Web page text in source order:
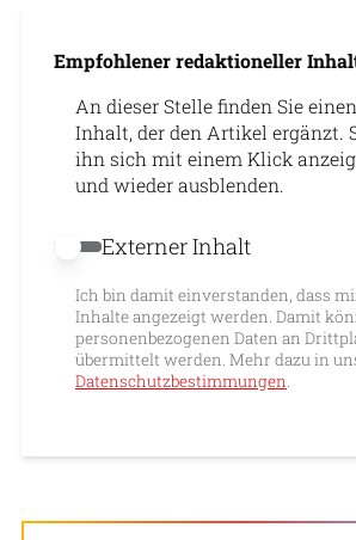
Empfohlener redaktioneller
An dieser Stelle finden Sie
Inhalt, der den Artikel ergänzt.
ihn sich mit einem Klick
und wieder ausblenden.
Externer Inhalt erlauben
Externer Inhalt
Ich bin damit einverstanden, dass
Inhalte angezeigt werden. Damit
personenbezogenen Daten an
übermittelt werden. Mehr dazu in
Datenschutzbestimmungen.